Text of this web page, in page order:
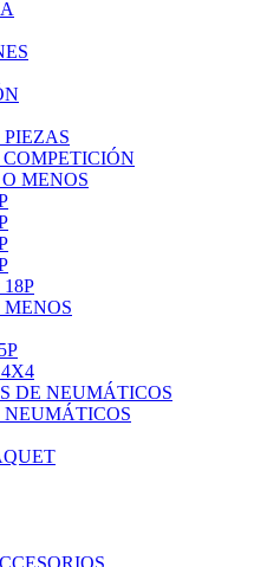
MENOS
MENOS
DE NEUMÁTICOS
NEUMÁTICOS